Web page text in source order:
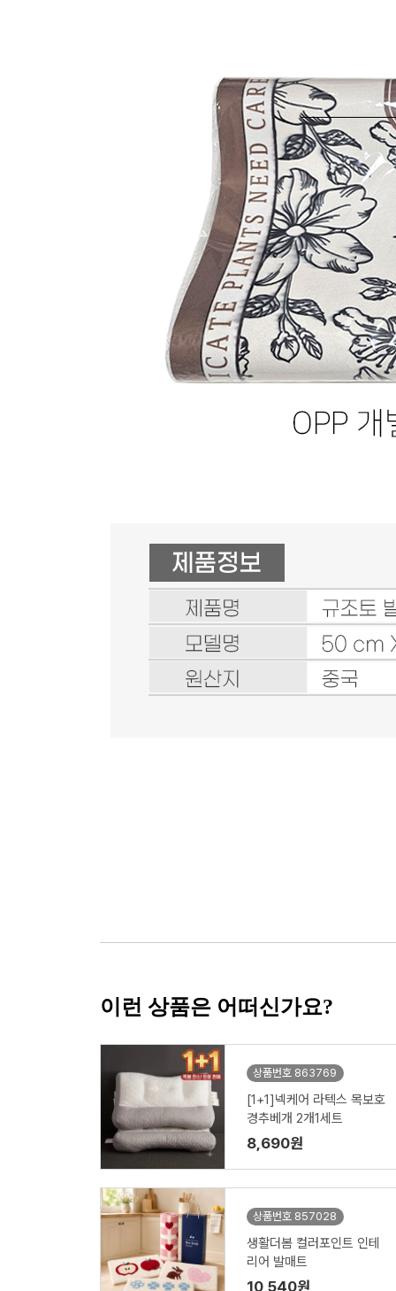
이런 상품은 어떠신가요?
상품번호 863769
[1+1]넥케어 라텍스 목보호
경추베개 2개1세트
8,690원
상품번호 857028
생활더봄 컬러포인트 인테
리어 발매트
10,540원